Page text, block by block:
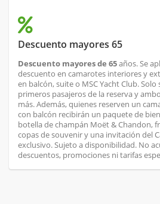
Descuento mayores 65
Descuento mayores de 65años. Se
descuento en camarotes interiores y
en balcón, suite o MSC Yacht Club. Solo
primeros pasajeros de la reserva y
más. Además, quienes reserven un
con balcón recibirán un paquete de
botella de champán Moët & Chandon,
copas de souvenir y una invitación del
exclusivo. Sujeto a disponibilidad. No
descuentos, promociones ni tarifas